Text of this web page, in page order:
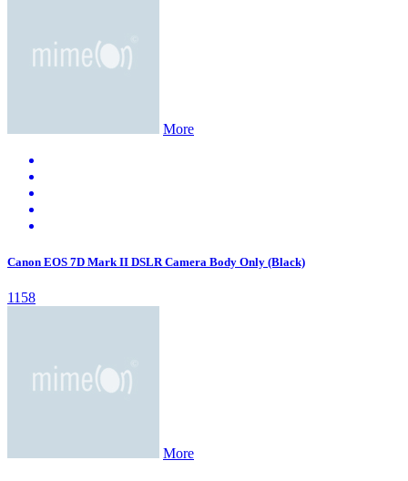
More
Canon EOS 7D Mark II DSLR Camera Body Only (Black)
1158
More